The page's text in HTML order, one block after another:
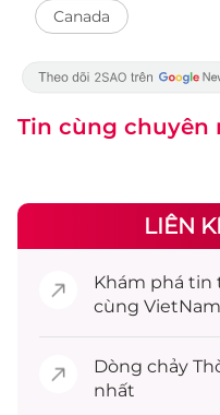
Canada
Tin cùng chuyên
LIÊN
Khám phá tin
cùng
Dòng chảy
nhất